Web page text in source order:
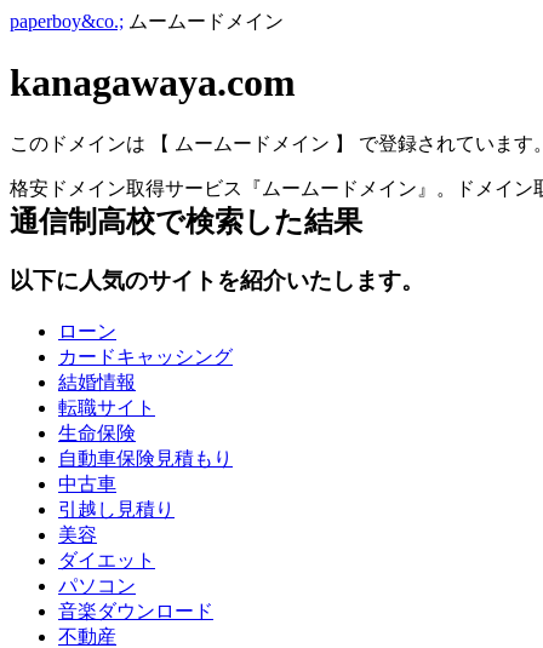
paperboy&co.; ムームードメイン
kanagawaya.com
このドメインは 【 ムームードメイン 】 で登録されています
格安ドメイン取得サービス『ムームードメイン』。ドメイン
通信制高校で検索した結果
以下に人気のサイトを紹介いたします。
ローン
カードキャッシング
結婚情報
転職サイト
生命保険
自動車保険見積もり
中古車
引越し見積り
美容
ダイエット
パソコン
音楽ダウンロード
不動産